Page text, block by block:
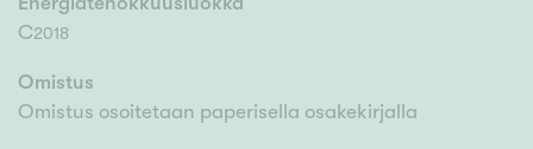
C2018
Omistus
Omistus osoitetaan paperisella osakekirjalla